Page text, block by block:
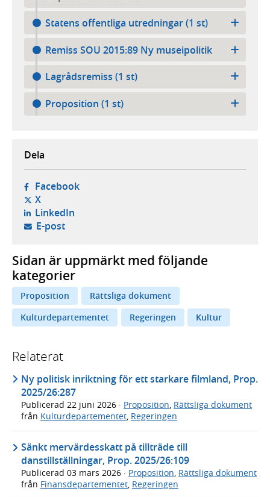
Statens offentliga utredningar (1 st)
Remiss SOU 2015:89 Ny museipolitik
Lagrådsremiss (1 st)
Proposition (1 st)
Dela
Facebook- öppnas i ny flik, extern webbplats,
X- öppnas i ny flik, extern webbplats,
LinkedIn- öppnas i ny flik, extern webbplats,
E-post- öppnar din e-postklient,
Sidan är uppmärkt med följande
kategorier
Proposition
Rättsliga dokument
Kulturdepartementet
Regeringen Kultur
Relaterat
Ny politisk inriktning för ett starkare filmland, Prop.
2025/26:287
Publicerad 22 juni 2026 · Proposition Rättsliga dokument
från Kulturdepartementet Regeringen
Sänkt mervärdesskatt på tillträde till
danstillställningar, Prop. 2025/26:109
Publicerad 03 mars 2026 · Proposition, Rättsliga dokument
från Finansdepartementet, Regeringen